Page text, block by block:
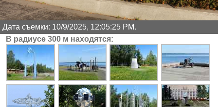
Дата съемки: 10/9/2025, 12:05:25 PM.
В радиусе 300 м находятся: